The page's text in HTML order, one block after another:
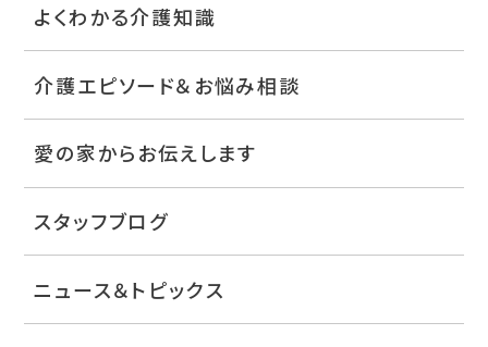
よくわかる介護知識
介護エピソード＆お悩み相談
愛の家からお伝えします
スタッフブログ
ニュース＆トピックス